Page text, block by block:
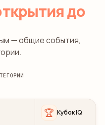
до
— общие события,
🏆 Кубок IQ